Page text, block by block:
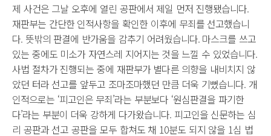
제 사건은 그날 오후에 열린 공판에서 제일 먼저 진행됐습니다.
재판부는 간단한 인적사항을 확인한 이후에 무죄를 선고했습니
다. 뜻밖의 판결에 반가움을 감추기 어려웠습니다. 마스크를 쓰고
있는 중에도 미소가 자연스레 지어지는 것을 느낄 수 있었습니다.
사법 절차가 진행되는 중에 재판부가 별다른 의향을 내비치지 않
았던 터라 선고를 앞두고 조마조마했던 만큼 더욱 기뻤습니다. 개
인적으로는 ‘피고인은 무죄’라는 부분보다 ‘원심판결을 파기한
다’라는 부분이 더욱 강하게 다가왔습니다. 피고인을 신문하는 심
리 공판과 선고 공판을 모두 합쳐도 채 10분도 되지 않을 1심 법